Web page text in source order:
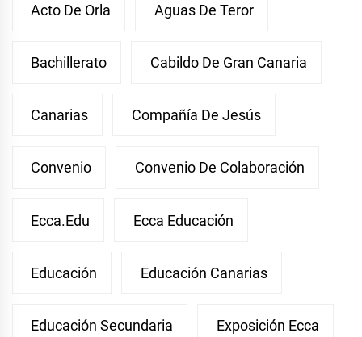
Acto De Orla Aguas De Teror
Bachillerato Cabildo De Gran Canaria
Canarias Compañía De Jesús
Convenio Convenio De Colaboración
Ecca.edu Ecca Educación
Educación Educación Canarias
Educación Secundaria Exposición Ecca